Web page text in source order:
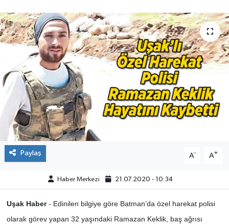
Paylaş A- A+
Haber Merkezi 21.07.2020 - 10:34
Uşak Haber- Edinilen bilgiye göre Batman’da özel harekat polisi
olarak görev yapan 32 yaşındaki Ramazan Keklik, baş ağrısı
EKONOMİ
EĞİTİM
ÇEVRE
DÜNYA
HABERDE İNSAN
BİLİM VE TEKNOLOJİ
KAMPANYALAR
KÜLTÜR-SANAT
Son Dakika Haberleri
Haber Arşivi